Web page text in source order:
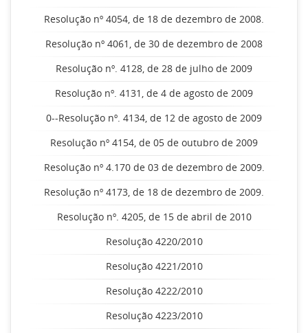
Resolução nº 4054, de 18 de dezembro de 2008.
Resolução nº 4061, de 30 de dezembro de 2008
Resolução nº. 4128, de 28 de julho de 2009
Resolução nº. 4131, de 4 de agosto de 2009
0--Resolução nº. 4134, de 12 de agosto de 2009
Resolução nº 4154, de 05 de outubro de 2009
Resolução nº 4.170 de 03 de dezembro de 2009.
Resolução nº 4173, de 18 de dezembro de 2009.
Resolução nº. 4205, de 15 de abril de 2010
Resolução 4220/2010
Resolução 4221/2010
Resolução 4222/2010
Resolução 4223/2010